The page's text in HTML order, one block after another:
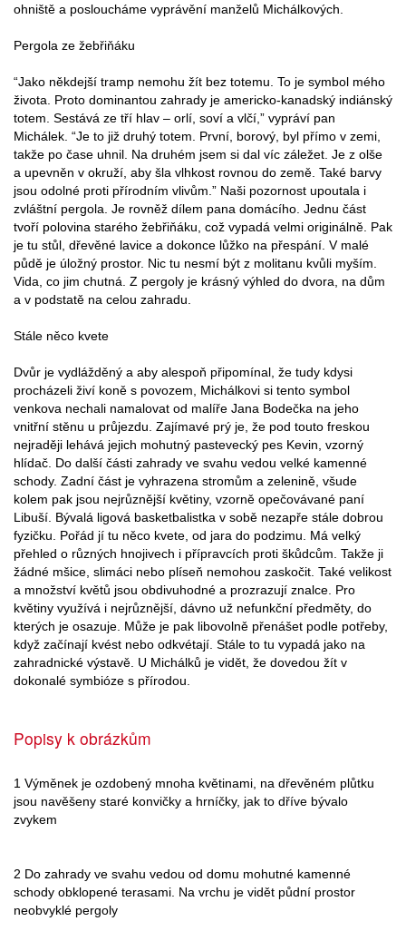
ohniště a posloucháme vyprávění manželů Michálkových.
Pergola ze žebřiňáku
“Jako někdejší tramp nemohu žít bez totemu. To je symbol mého
života. Proto dominantou zahrady je americko-kanadský indiánský
totem. Sestává ze tří hlav – orlí, soví a vlčí,” vypráví pan
Michálek. “Je to již druhý totem. První, borový, byl přímo v zemi,
takže po čase uhnil. Na druhém jsem si dal víc záležet. Je z olše
a upevněn v okruží, aby šla vlhkost rovnou do země. Také barvy
jsou odolné proti přírodním vlivům.” Naši pozornost upoutala i
zvláštní pergola. Je rovněž dílem pana domácího. Jednu část
tvoří polovina starého žebřiňáku, což vypadá velmi originálně. Pak
je tu stůl, dřevěné lavice a dokonce lůžko na přespání. V malé
půdě je úložný prostor. Nic tu nesmí být z molitanu kvůli myším.
Vida, co jim chutná. Z pergoly je krásný výhled do dvora, na dům
a v podstatě na celou zahradu.
Stále něco kvete
Dvůr je vydlážděný a aby alespoň připomínal, že tudy kdysi
procházeli živí koně s povozem, Michálkovi si tento symbol
venkova nechali namalovat od malíře Jana Bodečka na jeho
vnitřní stěnu u průjezdu. Zajímavé prý je, že pod touto freskou
nejraději lehává jejich mohutný pastevecký pes Kevin, vzorný
hlídač. Do další části zahrady ve svahu vedou velké kamenné
schody. Zadní část je vyhrazena stromům a zelenině, všude
kolem pak jsou nejrůznější květiny, vzorně opečovávané paní
Libuší. Bývalá ligová basketbalistka v sobě nezapře stále dobrou
fyzičku. Pořád jí tu něco kvete, od jara do podzimu. Má velký
přehled o různých hnojivech i přípravcích proti škůdcům. Takže ji
žádné mšice, slimáci nebo plíseň nemohou zaskočit. Také velikost
a množství květů jsou obdivuhodné a prozrazují znalce. Pro
květiny využívá i nejrůznější, dávno už nefunkční předměty, do
kterých je osazuje. Může je pak libovolně přenášet podle potřeby,
když začínají kvést nebo odkvétají. Stále to tu vypadá jako na
zahradnické výstavě. U Michálků je vidět, že dovedou žít v
dokonalé symbióze s přírodou.
Popisy k obrázkům
1 Výměnek je ozdobený mnoha květinami, na dřevěném plůtku
jsou navěšeny staré konvičky a hrníčky, jak to dříve bývalo
zvykem
2 Do zahrady ve svahu vedou od domu mohutné kamenné
schody obklopené terasami. Na vrchu je vidět půdní prostor
neobvyklé pergoly